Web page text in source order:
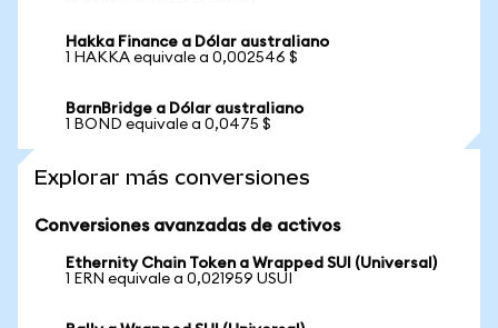
Hakka Finance a Dólar australiano
1 HAKKA equivale a 0,002546 $
BarnBridge a Dólar australiano
1 BOND equivale a 0,0475 $
Explorar más conversiones
Conversiones avanzadas de activos
Ethernity Chain Token a Wrapped SUI (Universal)
1 ERN equivale a 0,021959 USUI